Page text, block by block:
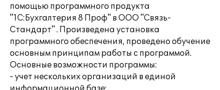
помощью программного продукта
"1С:Бухгалтерия 8 Проф" в ООО "Связь-
Стандарт" . Произведена установка
программного обеспечения, проведено обучение
основным принципам работы с программой.
Основные возможности программы:
- учет нескольких организаций в единой